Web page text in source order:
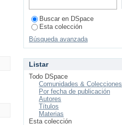
Buscar en DSpace
Esta colección
Búsqueda avanzada
Listar
Todo DSpace
Comunidades & Colecciones
Por fecha de publicación
Autores
Títulos
Materias
Esta colección